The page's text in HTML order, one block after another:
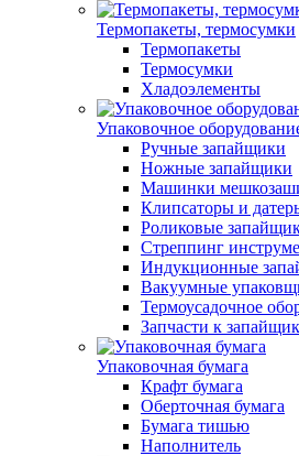
Термопакеты, термосумки
Термопакеты
Термосумки
Хладоэлементы
Упаковочное
Ручные запайщики
Ножные запайщики
Машинки
Клипсаторы и
Роликовые
Стреппинг
Индукционные
Вакуумные
Термоусадочное
Запчасти к
Упаковочная бумага
Крафт бумага
Оберточная бумага
Бумага тишью
Наполнитель